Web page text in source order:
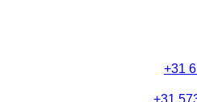
+31
+31